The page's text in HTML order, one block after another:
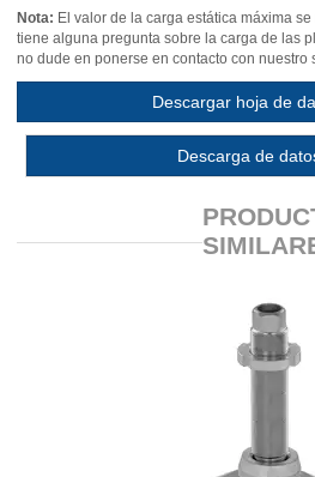
Nota: El valor de la carga estática máxima
tiene alguna pregunta sobre la carga de las
no dude en ponerse en contacto con nuestro
Descargar hoja de
Descarga de